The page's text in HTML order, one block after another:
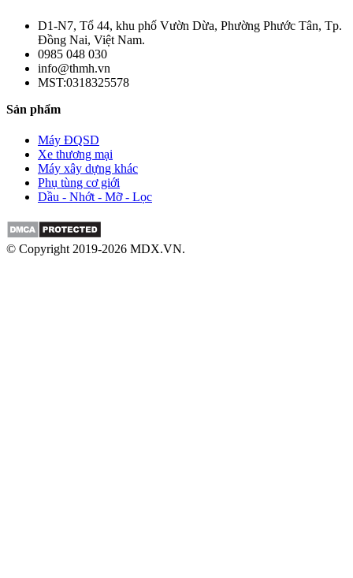
D1-N7, Tổ 44, khu phố Vườn Dừa, Phường Phước Tân, Tp.
Đồng Nai, Việt Nam.
0985 048 030
info@thmh.vn
MST:0318325578
Sản phẩm
Máy ĐQSD
Xe thương mại
Máy xây dựng khác
Phụ tùng cơ giới
Dầu - Nhớt - Mỡ - Lọc
© Copyright 2019-2026 MDX.VN.